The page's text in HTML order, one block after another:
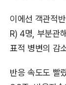
이에선 객관적
R) 4명, 부분관
표적 병변의 감
반응 속도도 빨